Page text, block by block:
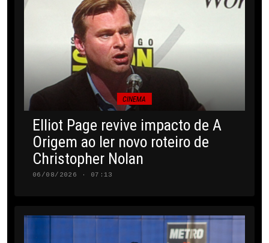
CINEMA
Elliot Page revive impacto de A
Origem ao ler novo roteiro de
Christopher Nolan
06/08/2026 · 07:13